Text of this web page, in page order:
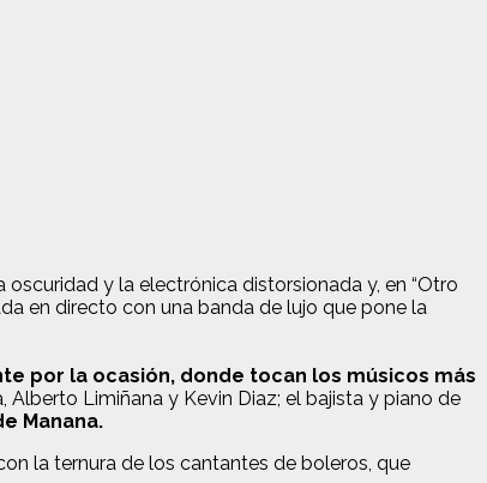
y la electrónica distorsionada y, en “Otro
en directo con una banda de lujo que pone la
por la ocasión, donde tocan los músicos más
Limiñana y Kevin Diaz; el bajista y piano de
Manana.
la ternura de los cantantes de boleros, que